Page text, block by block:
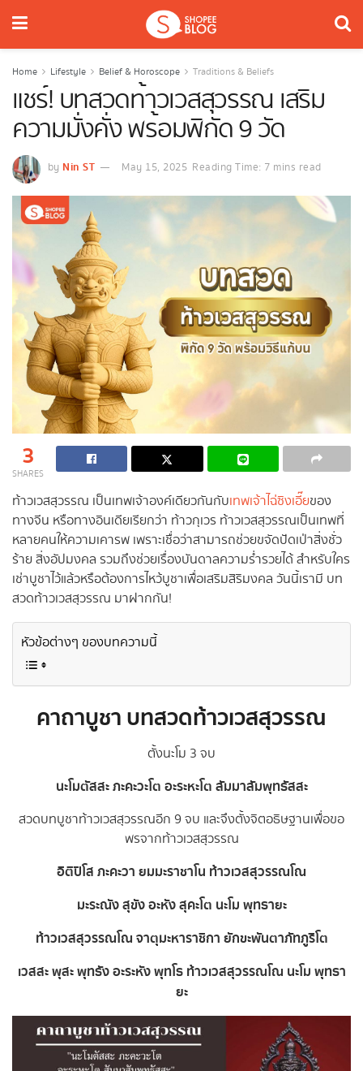
Home Lifestyle Belief & Horoscope Traditions & Beliefs
แชร์! บทสวดท้าวเวสสุวรรณ เสริม
ความมั่งคั่ง พร้อมพิกัด 9 วัด
by Nin ST May 15, 2025 Reading Time: 7 mins read
3
SHARES
ท้าวเวสสุวรรณ เป็นเทพเจ้าองค์เดียวกันกับเทพเจ้าไฉ่ซิงเอี๊ยของ
ทางจีน หรือทางอินเดียเรียกว่า ท้าวกุเวร ท้าวเวสสุวรรณเป็นเทพที่
หลายคนให้ความเคารพ เพราะเชื่อว่าสามารถช่วยขจัดปัดเป่าสิ่งชั่ว
ร้าย สิ่งอัปมงคล รวมถึงช่วยเรื่องบันดาลความร่ำรวยได้ สำหรับใคร
เช่าบูชาไว้แล้วหรือต้องการไหว้บูชาเพื่อเสริมสิริมงคล วันนี้เรามี บท
สวดท้าวเวสสุวรรณ มาฝากกัน!
หัวข้อต่างๆ ของบทความนี้
คาถาบูชา บทสวดท้าวเวสสุวรรณ
ตั้งนะโม 3 จบ
นะโมตัสสะ ภะคะวะโต อะระหะโต สัมมาสัมพุทธัสสะ
สวดบทบูชาท้าวเวสสุวรรณอีก 9 จบ และจึงตั้งจิตอธิษฐานเพื่อขอ
พรจากท้าวเวสสุวรรณ
อิติปิโส ภะคะวา ยมมะราชาโน ท้าวเวสสุวรรณโณ
มะระณัง สุขัง อะหัง สุคะโต นะโม พุทธายะ
ท้าวเวสสุวรรณโณ จาตุมะหาราชิกา ยักขะพันตาภัทภูริโต
เวสสะ พุสะ พุทธัง อะระหัง พุทโธ ท้าวเวสสุวรรณโณ นะโม พุทธา
ยะ